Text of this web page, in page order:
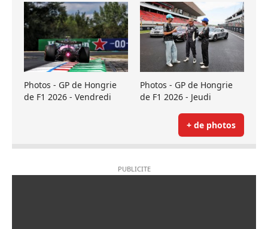
Photos - GP de Hongrie
de F1 2026 - Vendredi
Photos - GP de Hongrie
de F1 2026 - Jeudi
+ de photos